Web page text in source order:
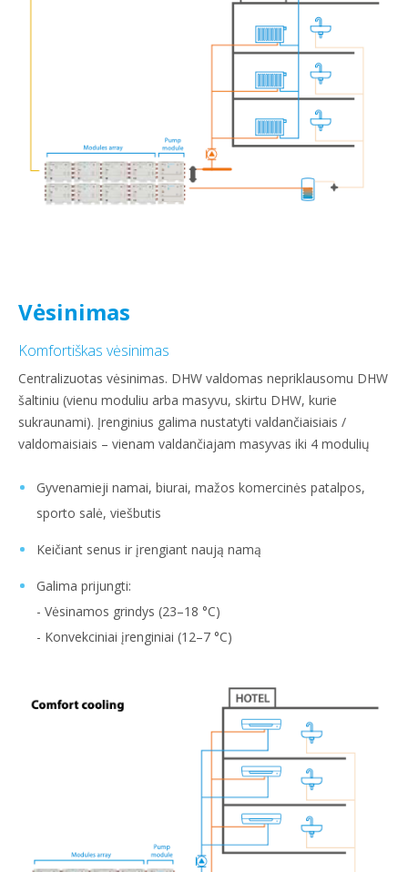
Vėsinimas
Komfortiškas vėsinimas
Centralizuotas vėsinimas. DHW valdomas nepriklausomu DHW
šaltiniu (vienu moduliu arba masyvu, skirtu DHW, kurie
sukraunami). Įrenginius galima nustatyti valdančiaisiais /
valdomaisiais – vienam valdančiajam masyvas iki 4 modulių
Gyvenamieji namai, biurai, mažos komercinės patalpos,
sporto salė, viešbutis
Keičiant senus ir įrengiant naują namą
Galima prijungti:
- Vėsinamos grindys (23–18 °C)
- Konvekciniai įrenginiai (12–7 °C)